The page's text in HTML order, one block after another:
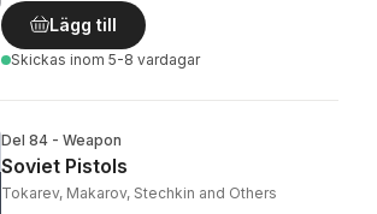
Lägg till
Skickas inom 5-8 vardagar
Del 84 - Weapon
Soviet Pistols
Tokarev, Makarov, Stechkin and Others